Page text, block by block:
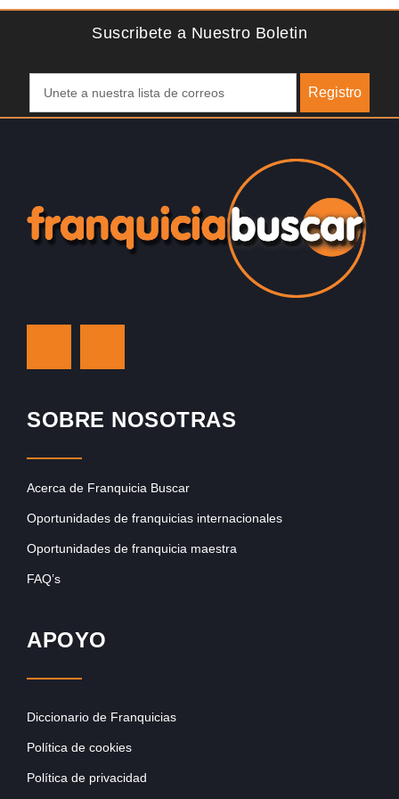
Suscribete a Nuestro Boletin
Registro
SOBRE NOSOTRAS
Acerca de Franquicia Buscar
Oportunidades de franquicias internacionales
Oportunidades de franquicia maestra
FAQ’s
APOYO
Diccionario de Franquicias
Política de cookies
Política de privacidad